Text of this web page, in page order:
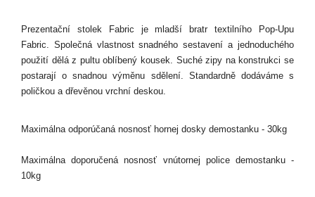
Prezentační stolek Fabric je mladší bratr textilního Pop-Upu
Fabric. Společná vlastnost snadného sestavení a jednoduchého
použití dělá z pultu oblíbený kousek. Suché zipy na konstrukci se
postarají o snadnou výměnu sdělení. Standardně dodáváme s
poličkou a dřevěnou vrchní deskou.
Maximálna odporúčaná nosnosť hornej dosky demostanku - 30kg
Maximálna doporučená nosnosť vnútornej police demostanku -
10kg